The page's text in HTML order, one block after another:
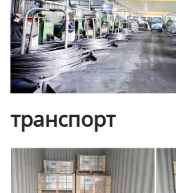
транспорт